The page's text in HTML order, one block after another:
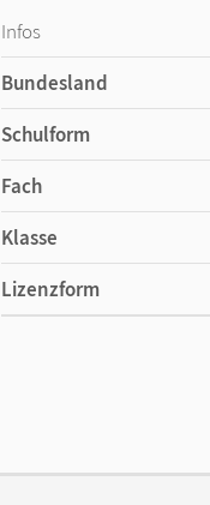
Infos
Bundesland
Schulform
Fach
Klasse
Lizenzform